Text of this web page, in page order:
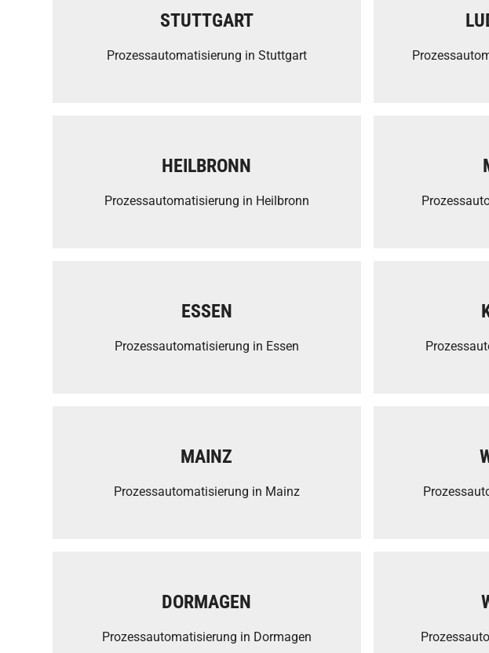
STUTTGART
Prozessautomatisierung in Stuttgart
HEILBRONN
Prozessautomatisierung in Heilbronn
ESSEN
Prozessautomatisierung in Essen
MAINZ
Prozessautomatisierung in Mainz
DORMAGEN
Prozessautomatisierung in Dormagen